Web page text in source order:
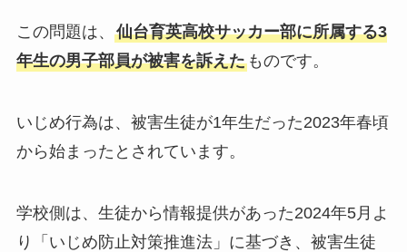
この問題は、 仙台育英高校サッカー部に所属する3
年生の男子部員が被害を訴えたものです。
いじめ行為は、被害生徒が1年生だった2023年春頃
から始まったとされています。
学校側は、生徒から情報提供があった2024年5月よ
り「いじめ防止対策推進法」に基づき、被害生徒